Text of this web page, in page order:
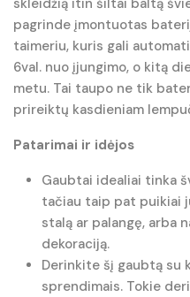
pagrinde įmontuotas
taimeriu, kuris gali
6val. nuo įjungimo, o kitą
metu. Tai taupo ne tik
prireiktų kasdieniam
Patarimai ir idėjos
Gaubtai idealiai tinka
tačiau taip pat puikiai
stalą ar palangę, arba
dekoraciją.
Derinkite šį gaubtą su
sprendimais. Tokie